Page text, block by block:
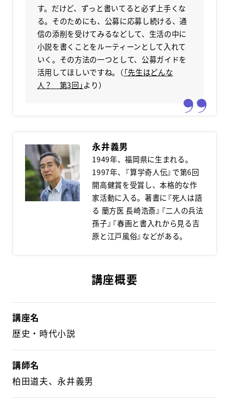
す。だけど、ずっと書いてると必ず上手くな
る。そのためにも、公募に応募し続ける、通
信の添削を受けてみるなどして、生活の中に
小説を書くことをルーティーンとして入れて
いく。その方法の一つとして、公募ガイドを
活用してほしいですね。（「先生はどんな
人？ 第3回」より）
永井義男
1949年、福岡県に生まれる。
1997年、『算学奇人伝』で第6回
開高健賞を受賞し、本格的な作
家活動に入る。著書に『死人は語
る 蘭方医 長崎浩斎』『二人の兵法
孫子』『春画と書入れから見る吉
原と江戸風俗』などがある。
講座概要
講座名
歴史・時代小説
講師名
柏田道夫、永井義男